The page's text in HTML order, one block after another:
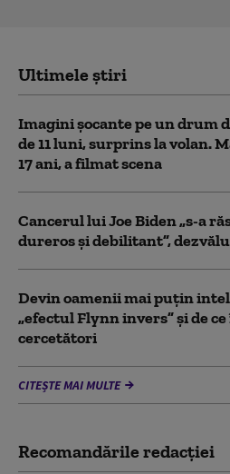
Ultimele știri
Imagini șocante pe un drum
de 11 luni, surprins la volan.
17 ani, a filmat scena
Cancerul lui Joe Biden „s-a
dureros și debilitant”,
Devin oamenii mai puțin
„efectul Flynn invers” și de
cercetători
CITEȘTE MAI MULTE
Recomandările redacţiei